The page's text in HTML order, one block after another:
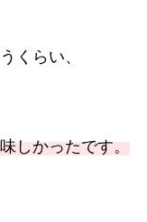
くらい、
しかったです。